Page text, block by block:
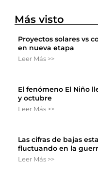
Más visto
Proyectos solares vs
en nueva etapa
Leer Más >>
El fenómeno El Niño
y octubre
Leer Más >>
Las cifras de bajas
fluctuando en la
Leer Más >>